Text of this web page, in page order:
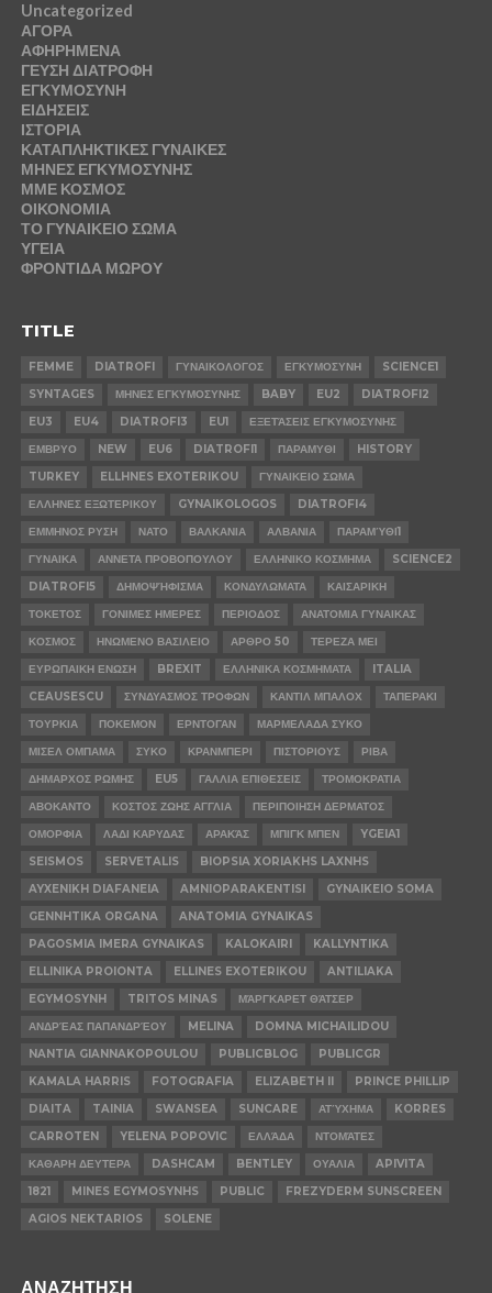
Uncategorized
ΑΓΟΡΑ
ΑΦΗΡΗΜΕΝΑ
ΓΕΥΣΗ ΔΙΑΤΡΟΦΗ
ΕΓΚΥΜΟΣΥΝΗ
ΕΙΔΗΣΕΙΣ
ΙΣΤΟΡΙΑ
ΚΑΤΑΠΛΗΚΤΙΚΕΣ ΓΥΝΑΙΚΕΣ
ΜΗΝΕΣ ΕΓΚΥΜΟΣΥΝΗΣ
ΜΜΕ ΚΟΣΜΟΣ
ΟΙΚΟΝΟΜΙΑ
ΤΟ ΓΥΝΑΙΚΕΙΟ ΣΩΜΑ
ΥΓΕΙΑ
ΦΡΟΝΤΙΔΑ ΜΩΡΟΥ
TITLE
FEMME DIATROFI ΓΥΝΑΙΚΟΛΟΓΟΣ ΕΓΚΥΜΟΣΥΝΗ
SCIENCE1
SYNTAGES
ΜΗΝΕΣ ΕΓΚΥΜΟΣΥΝΗΣ BABY EU2
DIATROFI2
EU3
EU4 DIATROFI3 EU1
ΕΞΕΤΆΣΕΙΣ ΕΓΚΥΜΟΣΥΝΗΣ
ΕΜΒΡΥΟ
NEW EU6 DIATROFI1 ΠΑΡΑΜΥΘΙ
HISTORY
TURKEY
ELLHNES EXOTERIKOU
ΓΥΝΑΙΚΕΙΟ ΣΩΜΑ
ΕΛΛΗΝΕΣ ΕΞΩΤΕΡΙΚΟΥ
GYNAIKOLOGOS
DIATROFI4
ΕΜΜΗΝΟΣ ΡΥΣΗ
ΝΑΤΟ ΒΑΛΚΑΝΙΑ ΑΛΒΑΝΙΑ
ΠΑΡΑΜΎΘΙ1
ΓΥΝΑΙΚΑ
ΑΝΝΕΤΑ ΠΡΟΒΟΠΟΥΛΟΥ ΕΛΛΗΝΙΚΟ ΚΟΣΜΗΜΑ
SCIENCE2
DIATROFI5
ΔΗΜΟΨΉΦΙΣΜΑ ΚΟΝΔΥΛΩΜΑΤΑ
ΚΑΙΣΑΡΙΚΗ
ΤΟΚΕΤΟΣ
ΓΟΝΙΜΕΣ ΗΜΕΡΕΣ ΠΕΡΙΟΔΟΣ
ΑΝΑΤΟΜΙΑ ΓΥΝΑΙΚΑΣ
ΚΟΣΜΟΣ
ΗΝΩΜΕΝΟ ΒΑΣΙΛΕΙΟ ΑΡΘΡΟ 50
ΤΕΡΕΖΑ ΜΕΙ
ΕΥΡΩΠΑΙΚΗ ΕΝΩΣΗ
BREXIT ΕΛΛΗΝΙΚΑ ΚΟΣΜΗΜΑΤΑ
ITALIA
CEAUSESCU
ΣΥΝΔΥΑΣΜΟΣ ΤΡΟΦΩΝ ΚΑΝΤΙΛ ΜΠΑΛΟΧ
ΤΑΠΕΡΑΚΙ
ΤΟΥΡΚΙΑ
ΠΟΚΕΜΟΝ ΕΡΝΤΟΓΑΝ
ΜΑΡΜΕΛΑΔΑ ΣΥΚΟ
ΜΙΣΕΛ ΟΜΠΑΜΑ
ΣΥΚΟ ΚΡΑΝΜΠΕΡΙ ΠΙΣΤΟΡΙΟΥΣ
ΡΙΒΑ
ΔΗΜΑΡΧΟΣ ΡΩΜΗΣ
EU5 ΓΑΛΛΙΑ ΕΠΙΘΕΣΕΙΣ
ΤΡΟΜΟΚΡΑΤΙΑ
ΑΒΟΚΑΝΤΟ
ΚΟΣΤΟΣ ΖΩΗΣ ΑΓΓΛΙΑ
ΠΕΡΙΠΟΙΗΣΗ ΔΕΡΜΑΤΟΣ
ΟΜΟΡΦΙΑ
ΛΑΔΙ ΚΑΡΥΔΑΣ ΑΡΑΚΆΣ ΜΠΙΓΚ ΜΠΕΝ
YGEIA1
SEISMOS
SERVETALIS
BIOPSIA XORIAKHS LAXNHS
AYXENIKH DIAFANEIA
AMNIOPARAKENTISI
GYNAIKEIO SOMA
GENNHTIKA ORGANA
ANATOMIA GYNAIKAS
PAGOSMIA IMERA GYNAIKAS
KALOKAIRI
KALLYNTIKA
ELLINIKA PROIONTA
ELLINES EXOTERIKOU
ANTILIAKA
EGYMOSYNH
TRITOS MINAS
ΜΆΡΓΚΑΡΕΤ ΘΆΤΣΕΡ
ΑΝΔΡΈΑΣ ΠΑΠΑΝΔΡΈΟΥ
MELINA
DOMNA MICHAILIDOU
NANTIA GIANNAKOPOULOU
PUBLICBLOG
PUBLICGR
KAMALA HARRIS
FOTOGRAFIA ELIZABETH II
PRINCE PHILLIP
DIAITA
TAINIA SWANSEA SUNCARE ΑΤΎΧΗΜΑ
KORRES
CARROTEN
YELENA POPOVIC ΕΛΛΆΔΑ
ΝΤΟΜΆΤΕΣ
ΚΑΘΑΡΗ ΔΕΥΤΕΡΑ
DASHCAM BENTLEY ΟΥΑΛΙΑ
APIVITA
1821
MINES EGYMOSYNHS PUBLIC
FREZYDERM SUNSCREEN
AGIOS NEKTARIOS
SOLENE
ΑΝΑΖΗΤΗΣΗ